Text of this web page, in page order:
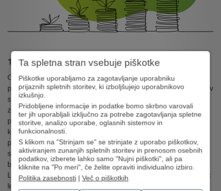
1990 do 2005
Obdobje od leta 1990 do 2005 so zaznamovali majhni, a
pomembni razvojni koraki na bančnem trgu. Število družbenikov
se je povečevalo vse do leta 2000, ko se je hranilnica, v skladu
z bančnim zakonom, preoblikovala v delniško družbo ter
pridobila dovoljenje za opravljanje plačilnega prometa. S
kasnejšo pridobitvijo licenc za opravljanje osnovnih bančnih
poslov je hranilnica postala enakopraven bančni subjekt na
slovenskem bančnem trgu. Vključila se je v jamstveno shemo
bank in hranilnic, postala je članica Združenja bank Slovenije.
Leta 2000 je pripojila Mariborsko hranilnico in posojilnico. Konec
leta 2005 je bilo v hranilnici 35 zaposlenih, v poslovni mreži je
Ta spletna stran vsebuje piškotke
Piškotke uporabljamo za zagotavljanje uporabniku
prijaznih spletnih storitev, ki izboljšujejo uporabnikovo
izkušnjo.
Pridobljene informacije in podatke bomo skrbno varovali
ter jih uporabljali izključno za potrebe zagotavljanja spletne
storitve, analizo uporabe, oglasnih sistemov in
funkcionalnosti.
S klikom na "Strinjam se" se strinjate z uporabo piškotkov,
aktiviranjem zunanjih spletnih storitev in prenosom osebnih
podatkov, izberete lahko samo "Nujni piškotki", ali pa
kliknite na "Po meri", če želite opraviti individualno izbiro.
Politika zasebnosti |Več o piškotkih